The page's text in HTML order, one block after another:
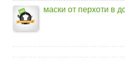
маски от перхоти в